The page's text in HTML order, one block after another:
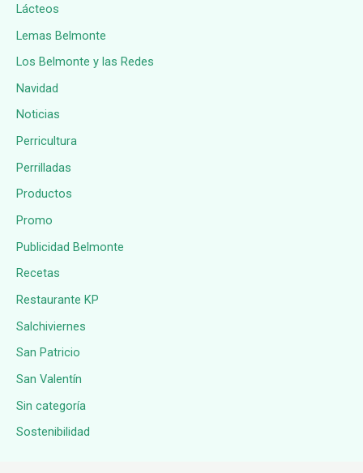
Lácteos
Lemas Belmonte
Los Belmonte y las Redes
Navidad
Noticias
Perricultura
Perrilladas
Productos
Promo
Publicidad Belmonte
Recetas
Restaurante KP
Salchiviernes
San Patricio
San Valentín
Sin categoría
Sostenibilidad